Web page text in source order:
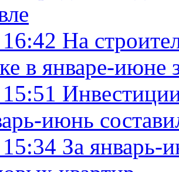
На
в январе-июне
июнь
За январь-